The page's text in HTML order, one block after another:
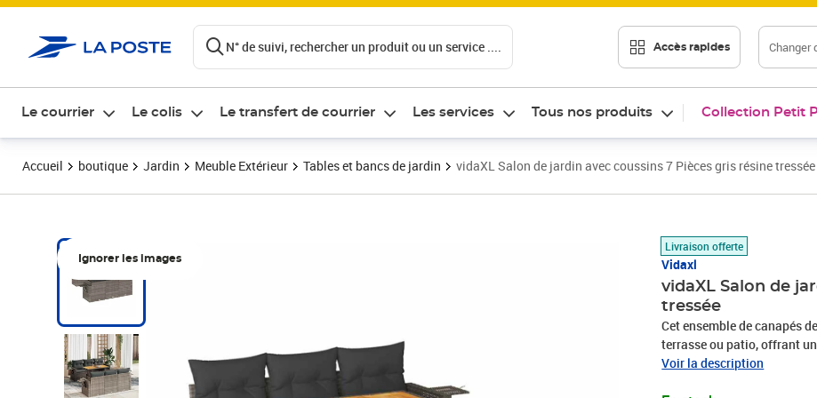
N° de suivi, rechercher un produit ou un service .... Accès rapides Changer
Le courrier Le colis Le transfert de courrier Les services Tous nos produits Collection Petit
Accueil boutique Jardin Meuble Extérieur Tables et bancs de jardin vidaXL Salon de jardin avec coussins 7 Pièces gris résine tressée
Ignorer les images
Livraison offerte
Vidaxl
vidaXL Salon de
tressée
Cet ensemble de canapés
terrasse ou patio, offrant
famille et les amis ou
Voir la description
Prix 573,99€